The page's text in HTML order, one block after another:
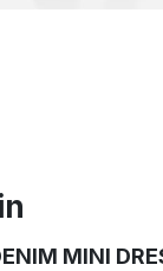
MINI